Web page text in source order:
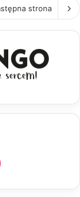
strona
T